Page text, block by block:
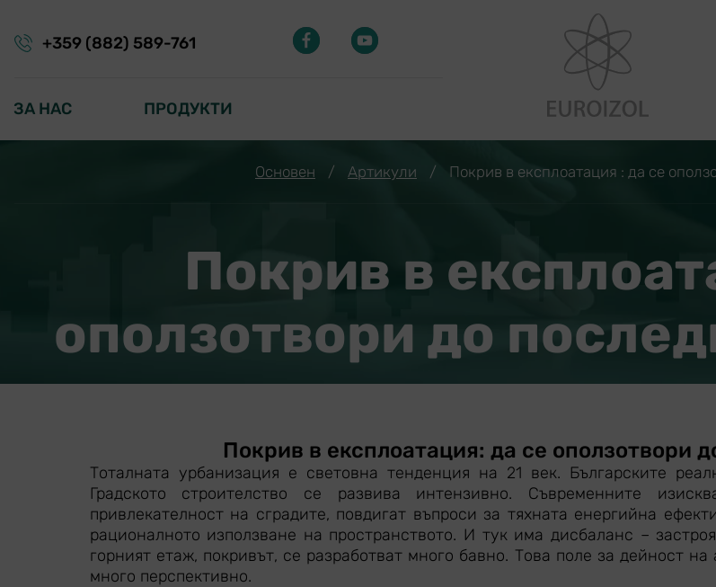
+359 (882) 589-761
ЗА НАС ПРОДУКТИ
Основен / Артикули / Покрив в експлоатация : да се
Покрив в
оползотвори до
Покрив в експлоатация: да се оползотвори
Тоталната урбанизация е световна тенденция на 21 век. Българските
Градското строителство се развива интензивно. Съвременните
привлекателност на сградите, повдигат въпроси за тяхната енергийна
рационалното използване на пространството. И тук има дисбаланс –
горният етаж, покривът, се разработват много бавно. Това поле за дейност
много перспективно.